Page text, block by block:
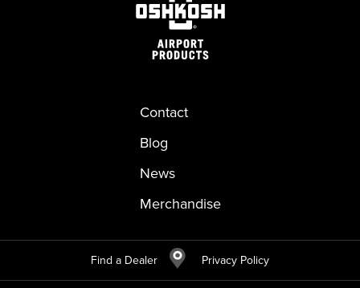
Contact
Blog
News
Merchandise
Find a Dealer Privacy Policy